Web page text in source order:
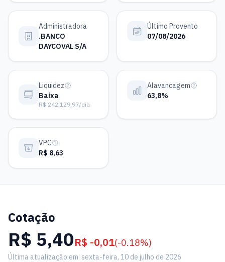
Administradora
.BANCO
DAYCOVAL S/A
Último Provento
07/08/2026
Liquidez
Baixa
R$ 242.129,97/dia
Alavancagem
63,8%
VPC
R$ 8,63
Cotação
R$ 5,40R$ -0,01(-0.18%)
Última atualização em: sexta-feira, 10 de julho de 2026